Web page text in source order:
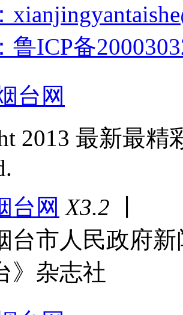
鲁ICP备
台网
2013 最新最
台网 X3.2
台市人民政府
》杂志社